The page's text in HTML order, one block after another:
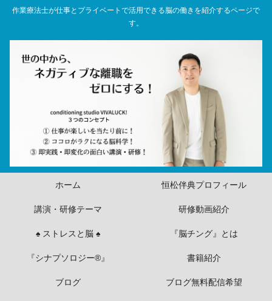
作業療法士が仕事とプライベートで活用できる脳の働きを紹介するページで
す。
ホーム 恒松伴典プロフィール
講演・研修テーマ 研修動画紹介
♠ ストレスと脳 ♠ 『脳チング』とは
『シナプソロジー®』 書籍紹介
ブログ ブログ無料配信希望